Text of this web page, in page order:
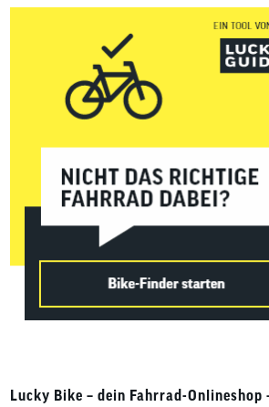
Lucky Bike – dein Fahrrad-Onlineshop